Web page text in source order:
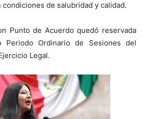
condiciones de salubridad y calidad.
Punto de Acuerdo quedó reservada
Periodo Ordinario de Sesiones del
Legal.